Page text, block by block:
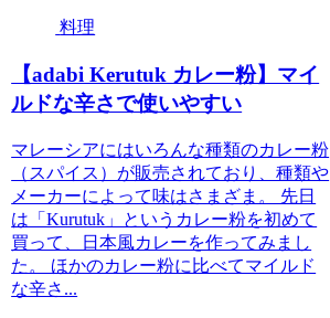
料理
【adabi Kerutuk カレー粉】マイ
ルドな辛さで使いやすい
マレーシアにはいろんな種類のカレー粉
（スパイス）が販売されており、種類や
メーカーによって味はさまざま。 先日
は「Kurutuk」というカレー粉を初めて
買って、日本風カレーを作ってみまし
た。 ほかのカレー粉に比べてマイルド
な辛さ...